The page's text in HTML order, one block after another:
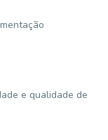
e qualidade de